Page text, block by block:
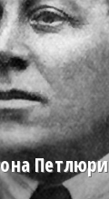
Петлюри